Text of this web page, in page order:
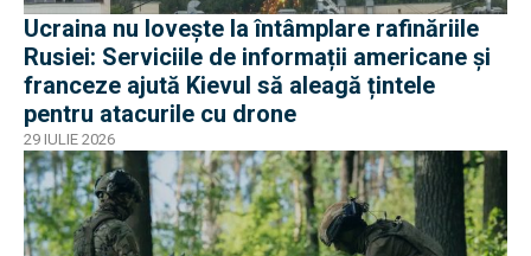
Ucraina nu lovește la întâmplare rafinăriile
Rusiei: Serviciile de informații americane și
franceze ajută Kievul să aleagă țintele
pentru atacurile cu drone
29 IULIE 2026